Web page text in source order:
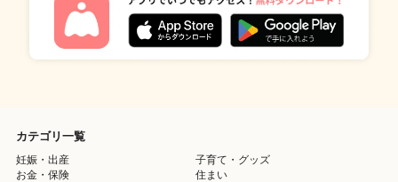
カテゴリ一覧
妊娠・出産
子育て・グッズ
お金・保険
住まい